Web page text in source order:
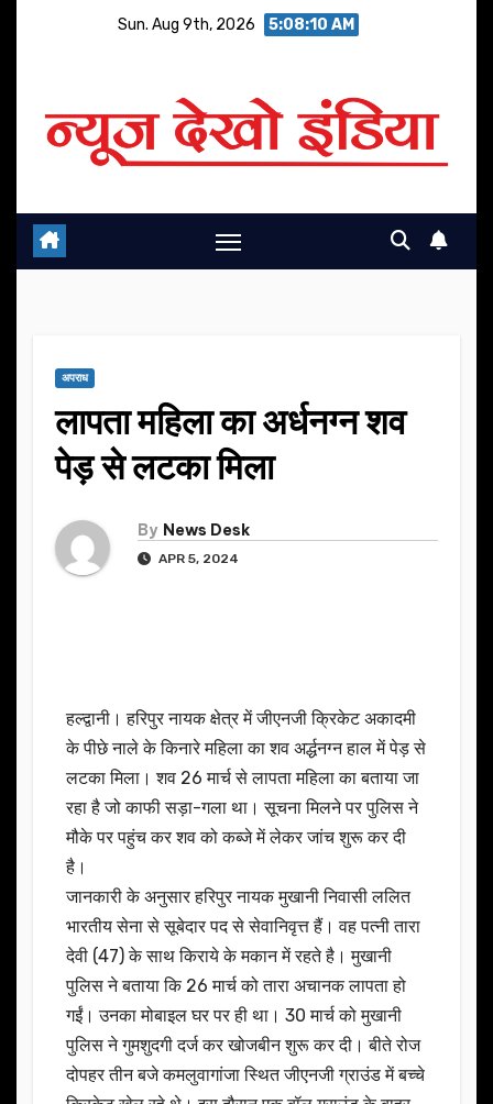
Sun. Aug 9th, 2026 5:08:10 AM
अपराध
लापता महिला का अर्धनग्न शव
पेड़ से लटका मिला
By News Desk
APR 5, 2024
हल्द्वानी। हरिपुर नायक क्षेत्र में जीएनजी क्रिकेट अकादमी
के पीछे नाले के किनारे महिला का शव अर्द्धनग्न हाल में पेड़ से
लटका मिला। शव 26 मार्च से लापता महिला का बताया जा
रहा है जो काफी सड़ा-गला था। सूचना मिलने पर पुलिस ने
मौके पर पहुंच कर शव को कब्जे में लेकर जांच शुरू कर दी
है।
जानकारी के अनुसार हरिपुर नायक मुखानी निवासी ललित
भारतीय सेना से सूबेदार पद से सेवानिवृत्त हैं। वह पत्नी तारा
देवी (47) के साथ किराये के मकान में रहते है। मुखानी
पुलिस ने बताया कि 26 मार्च को तारा अचानक लापता हो
गईं। उनका मोबाइल घर पर ही था। 30 मार्च को मुखानी
पुलिस ने गुमशुदगी दर्ज कर खोजबीन शुरू कर दी। बीते रोज
दोपहर तीन बजे कमलुवागांजा स्थित जीएनजी ग्राउंड में बच्चे